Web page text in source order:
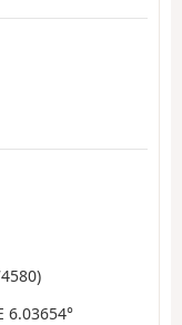
6.03654°